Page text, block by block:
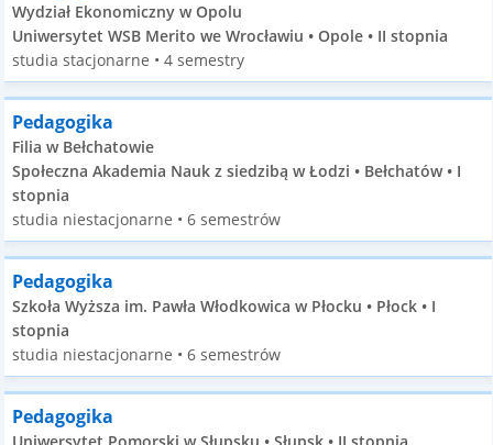
Wydział Ekonomiczny w Opolu
Uniwersytet WSB Merito we Wrocławiu • Opole • II stopnia
studia stacjonarne • 4 semestry
Pedagogika
Filia w Bełchatowie
Społeczna Akademia Nauk z siedzibą w Łodzi • Bełchatów • I
stopnia
studia niestacjonarne • 6 semestrów
Pedagogika
Szkoła Wyższa im. Pawła Włodkowica w Płocku • Płock • I
stopnia
studia niestacjonarne • 6 semestrów
Pedagogika